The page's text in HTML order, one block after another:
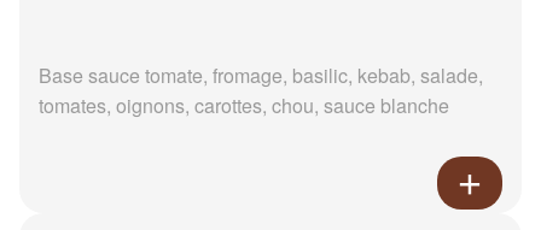
Base sauce tomate, fromage, basilic, kebab, salade,
tomates, oignons, carottes, chou, sauce blanche